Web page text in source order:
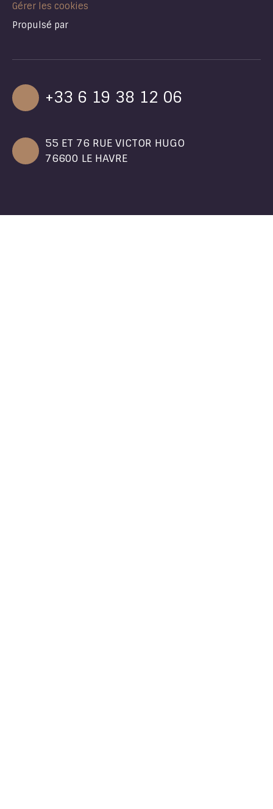
Gérer les cookies
Propulsé par
+33 6 19 38 12 06
55 ET 76 RUE VICTOR HUGO
76600 LE HAVRE